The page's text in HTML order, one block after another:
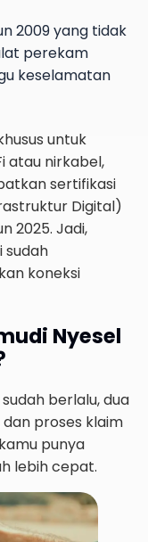
2009 yang tidak
perekam
keselamatan
untuk
atau nirkabel,
sertifikasi
Digital)
2025. Jadi,
sudah
koneksi
Nyesel
berlalu, dua
dan proses klaim
punya
lebih cepat.